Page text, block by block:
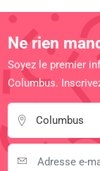
Ne rien
Soyez le premier
Columbus.
Columbus